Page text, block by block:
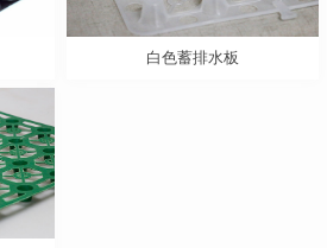
白色蓄排水板